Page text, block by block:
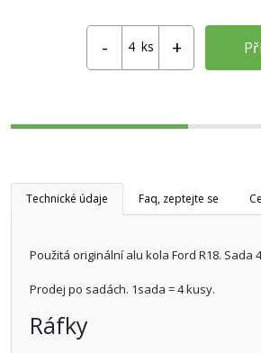
ks
Technické údaje Faq, zeptejte se
Použitá originální alu kola Ford R18. Sada
Prodej po sadách. 1sada = 4 kusy.
Ráfky